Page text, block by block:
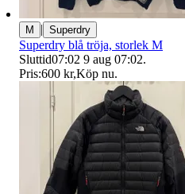
M | Superdry
Superdry blå tröja, storlek M
Sluttid07:02 9 aug 07:02.
Pris:600 kr,Köp nu.